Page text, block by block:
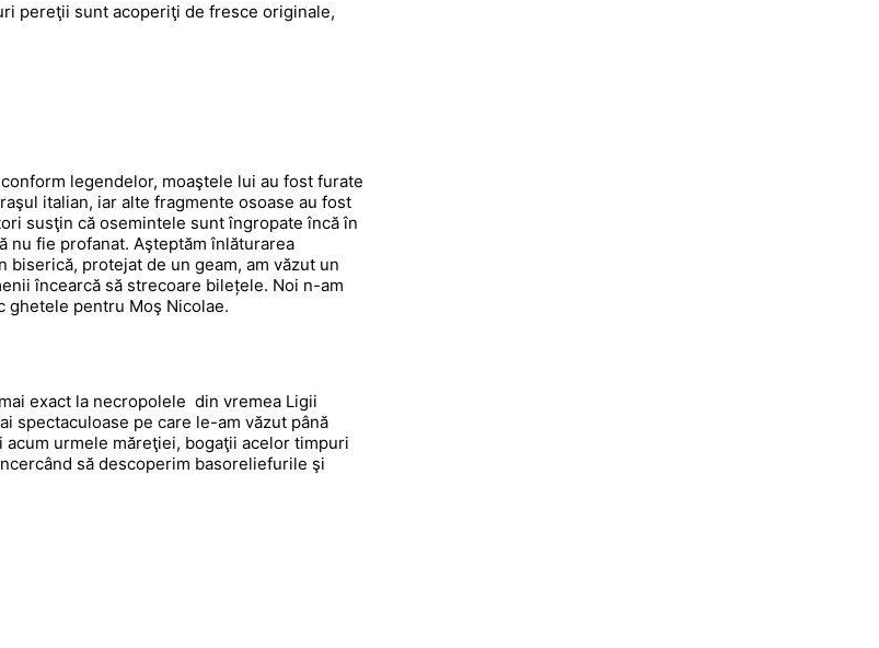
pereţii sunt acoperiţi de fresce originale,
legendelor, moaştele lui au fost furate
italian, iar alte fragmente osoase au fost
susţin că osemintele sunt îngropate încă în
nu fie profanat. Aşteptăm înlăturarea
protejat de un geam, am văzut un
încearcă să strecoare bilețele. Noi n-am
ghetele pentru Moş Nicolae.
exact la necropolele din vremea Ligii
spectaculoase pe care le-am văzut până
urmele măreţiei, bogaţii acelor timpuri
să descoperim basoreliefurile şi